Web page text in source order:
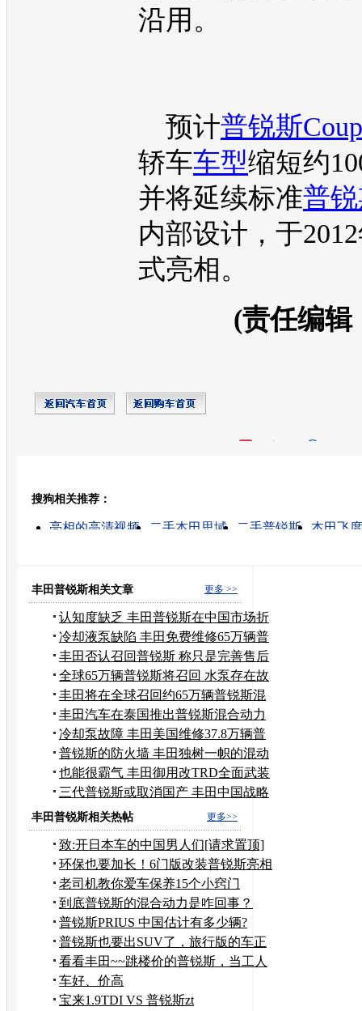
沿用。
预计普锐斯
轿车车型缩短约
并将延续标准普
内部设计，于
式亮相。
(责任编辑
搜狗相关推荐：
亮相的高清视频 二手本田思域 二手普锐斯
本田飞度
更多 >>
丰田普锐斯相关文章
认知度缺乏 丰田普锐斯在中国市场折
戟
冷却液泵缺陷 丰田免费维修65万辆普
锐斯
丰田否认召回普锐斯 称只是完善售后
服务
全球65万辆普锐斯将召回 水泵存在故
障
丰田将在全球召回约65万辆普锐斯混
动
丰田汽车在泰国推出普锐斯混合动力
车
冷却泵故障 丰田美国维修37.8万辆普
锐斯
普锐斯的防火墙 丰田独树一帜的混动
技术
也能很霸气 丰田御用改TRD全面武装
普锐斯
三代普锐斯或取消国产 丰田中国战略
变脸
更多>>
丰田普锐斯相关热帖
致:开日本车的中国男人们[请求置顶]
环保也要加长！6门版改装普锐斯亮相
老司机教你爱车保养15个小窍门
到底普锐斯的混合动力是咋回事？
普锐斯PRIUS 中国估计有多少辆?
普锐斯也要出SUV了，旅行版的车正
在研发
看看丰田~~跳楼价的普锐斯，当工人
的大学生
车好、价高
宝来1.9TDI VS 普锐斯zt